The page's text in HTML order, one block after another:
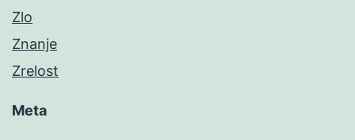
Zlo
Znanje
Zrelost
Meta